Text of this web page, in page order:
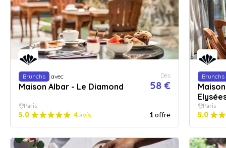
Brunchs avec
Maison Albar - Le Diamond
Dès
58 €
Paris
5.0 4 avis 1offre
Brunchs
Paris
5.0